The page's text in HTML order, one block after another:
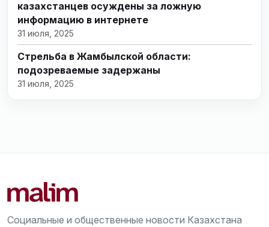
казахстанцев осуждены за ложную
информацию в интернете
31 июля, 2025
Стрельба в Жамбылской области:
подозреваемые задержаны
31 июля, 2025
Социальные и общественные новости Казахстана